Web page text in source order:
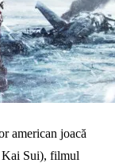
american joacă
Kai Sui), filmul